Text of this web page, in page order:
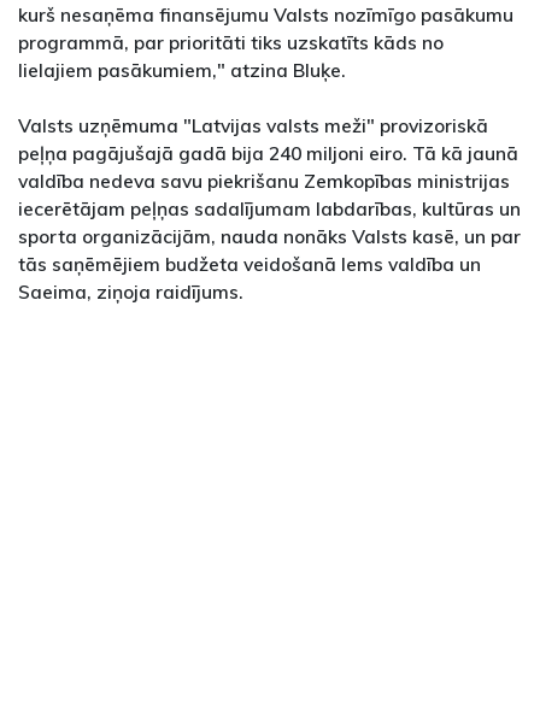
kurš nesaņēma finansējumu Valsts nozīmīgo pasākumu
programmā, par prioritāti tiks uzskatīts kāds no
lielajiem pasākumiem," atzina Bluķe.
Valsts uzņēmuma "Latvijas valsts meži" provizoriskā
peļņa pagājušajā gadā bija 240 miljoni eiro. Tā kā jaunā
valdība nedeva savu piekrišanu Zemkopības ministrijas
iecerētājam peļņas sadalījumam labdarības, kultūras un
sporta organizācijām, nauda nonāks Valsts kasē, un par
tās saņēmējiem budžeta veidošanā lems valdība un
Saeima, ziņoja raidījums.